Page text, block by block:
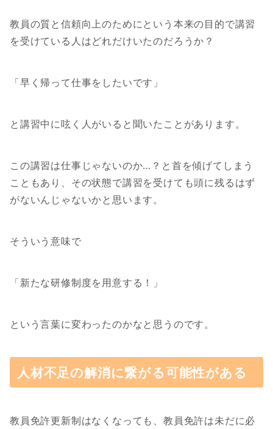
教員の質と信頼向上のためにという本来の目的で講習
を受けている人はどれだけいたのだろうか？
「早く帰って仕事をしたいです」
と講習中に呟く人がいると聞いたことがあります。
この講習は仕事じゃないのか…？と首を傾げてしまう
こともあり、その状態で講習を受けても頭に残るはず
がないんじゃないかと思います。
そういう意味で
「新たな研修制度を用意する！」
という言葉に変わったのかなと思うのです。
人材不足の解消に繋がる可能性がある
教員免許更新制はなくなっても、教員免許は未だに必